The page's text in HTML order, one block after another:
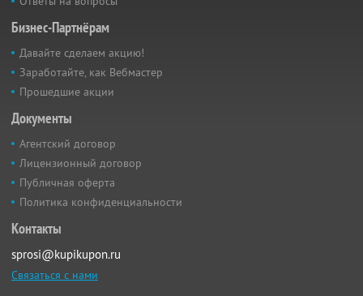
Бизнес-Партнёрам
Давайте сделаем акцию!
Заработайте, как Вебмастер
Прошедшие акции
Документы
Агентский договор
Лицензионный договор
Публичная оферта
Политика конфиденциальности
Контакты
sprosi@kupikupon.ru
Связаться с нами